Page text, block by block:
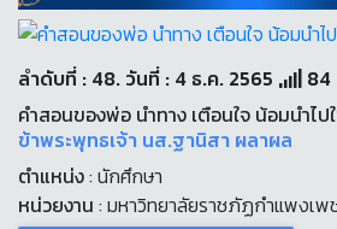
ลำดับที่ : 48. วันที่ : 4 ธ.ค. 2565
84
คำสอนของพ่อ นำทาง เตือนใจ น้อมนำไป
ข้าพระพุทธเจ้า นส.ฐานิสา ผลาผล
ตำแหน่ง: นักศึกษา
หน่วยงาน : มหาวิทยาลัยราชภัฏกำแพงเพ